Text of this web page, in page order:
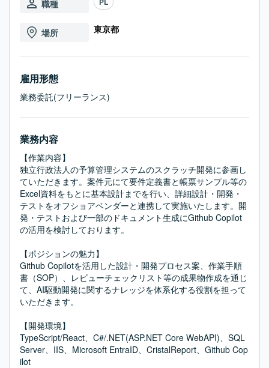
職種
場所 東京都
雇用形態
業務委託(フリーランス)
業務内容
【作業内容】
独立行政法人の予算管理システムのスクラッチ開発に参画し
ていただきます。案件元にて要件定義書と帳票サンプル等の
Excel資料をもとに基本設計までを行い、詳細設計・開発・
テストをオフショアベンダーと連携して実施いたします。開
発・テストおよび一部のドキュメント生成にGithub Copilot
の活用を検討しております。
【ポジションの魅力】
Github Copilotを活用した設計・開発プロセス案、作業手順
書（SOP）、レビューチェックリスト等の成果物作成を通じ
て、AI駆動開発に関するナレッジを体系化する役割を担って
いただきます。
【開発環境】
TypeScript/React、C#/.NET(ASP.NET Core WebAPI)、SQL
Server、IIS、Microsoft EntraID、CristalReport、Github Cop
ilot